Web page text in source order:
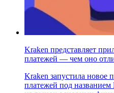
Kraken представляет
платежей — чем оно
Kraken запустила новое
платежей под названием